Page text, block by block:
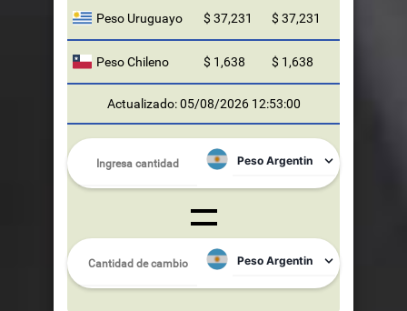
Peso Uruguayo $ 37,231 $ 37,231
Peso Chileno $ 1,638 $ 1,638
Actualizado: 05/08/2026 12:53:00